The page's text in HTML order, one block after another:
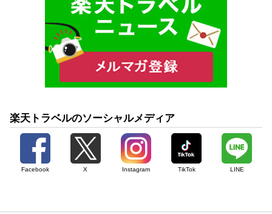
楽天トラベルのソーシャルメディア
Facebook X Instagram TikTok LINE